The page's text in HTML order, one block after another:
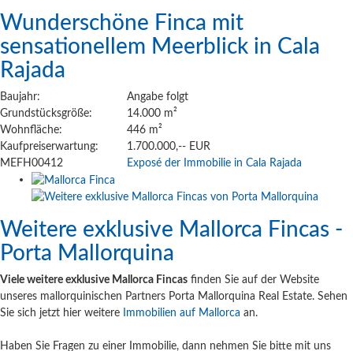
Wunderschöne Finca mit
sensationellem Meerblick in Cala
Rajada
Baujahr:
Angabe folgt
Grundstücksgröße:
14.000 m²
Wohnfläche:
446 m²
Kaufpreiserwartung:
1.700.000,-- EUR
MEFH00412
Exposé der Immobilie in Cala Rajada
Weitere exklusive Mallorca Fincas -
Porta Mallorquina
Viele weitere exklusive Mallorca Fincas finden Sie auf der Website
unseres mallorquinischen Partners Porta Mallorquina Real Estate. Sehen
Sie sich jetzt hier weitere Immobilien auf Mallorca an.
Haben Sie Fragen zu einer Immobilie, dann nehmen Sie bitte mit uns